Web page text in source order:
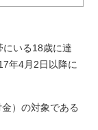
にいる18歳に達
年4月2日以降に
）の対象である